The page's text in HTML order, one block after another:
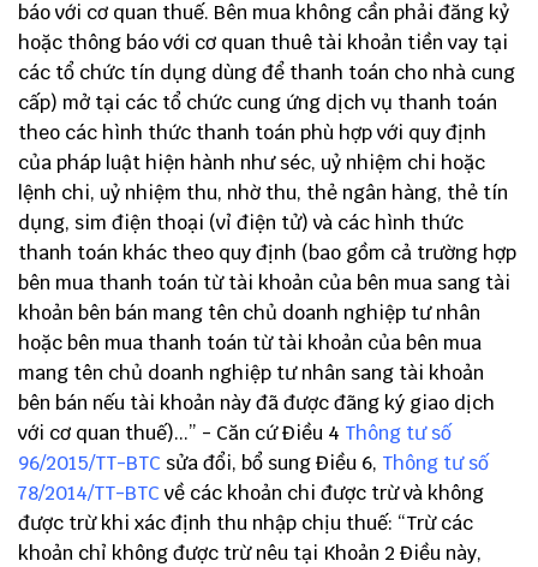
báo với cơ quan thuế. Bên mua không cần phải đăng kỷ
hoặc thông báo với cơ quan thuê tài khoản tiền vay tại
các tổ chức tín dụng dùng để thanh toán cho nhà cung
cấp) mở tại các tổ chức cung ứng dịch vụ thanh toán
theo các hình thức thanh toán phù hợp với quy định
của pháp luật hiện hành như séc, uỷ nhiệm chi hoặc
lệnh chi, uỷ nhiệm thu, nhờ thu, thẻ ngân hàng, thẻ tín
dụng, sim điện thoại (vỉ điện tử) và các hình thức
thanh toán khác theo quy định (bao gồm cả trường hợp
bên mua thanh toán từ tài khoản của bên mua sang tài
khoản bên bán mang tên chủ doanh nghiệp tư nhân
hoặc bên mua thanh toán từ tài khoản của bên mua
mang tên chủ doanh nghiệp tư nhân sang tài khoản
bên bán nếu tài khoản này đã được đãng ký giao dịch
với cơ quan thuế)...” - Căn cứ Điều 4 Thông tư số
96/2015/TT-BTC sửa đổi, bổ sung Điều 6, Thông tư số
78/2014/TT-BTC về các khoản chi được trừ và không
được trừ khi xác định thu nhập chịu thuế: “Trừ các
khoản chỉ không được trừ nêu tại Khoản 2 Điều này,